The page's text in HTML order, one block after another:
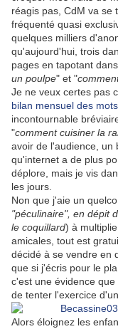
réagis pas, CdM va se
fréquenté quasi
quelques milliers
qu'aujourd'hui, trois
pages en tapotant
un poulpe" et "
Je ne veux certes pas
bilan mensuel des
incontournable
"comment cuisiner la
avoir de l'audience, un
qu'internet a de plus
déplore, mais je vis
les jours.
Non que j'aie un
"péculinaire", en dépit
le coquillard) à
amicales, tout est
décidé à se vendre en
que si j'écris pour le
c'est une évidence
de tenter l'exercice d'un
Alors éloignez les